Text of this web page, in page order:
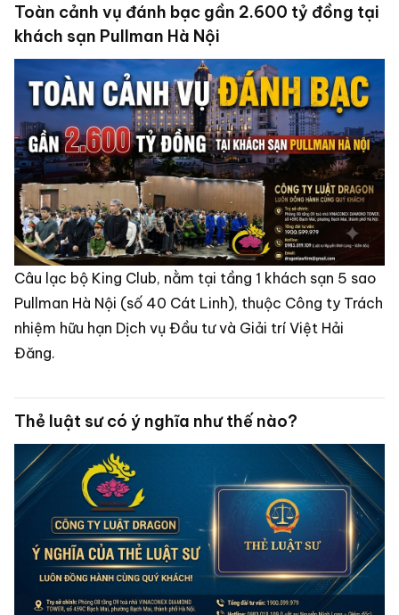
Toàn cảnh vụ đánh bạc gần 2.600 tỷ đồng tại
khách sạn Pullman Hà Nội
Câu lạc bộ King Club, nằm tại tầng 1 khách sạn 5 sao
Pullman Hà Nội (số 40 Cát Linh), thuộc Công ty Trách
nhiệm hữu hạn Dịch vụ Đầu tư và Giải trí Việt Hải
Đăng.
Thẻ luật sư có ý nghĩa như thế nào?